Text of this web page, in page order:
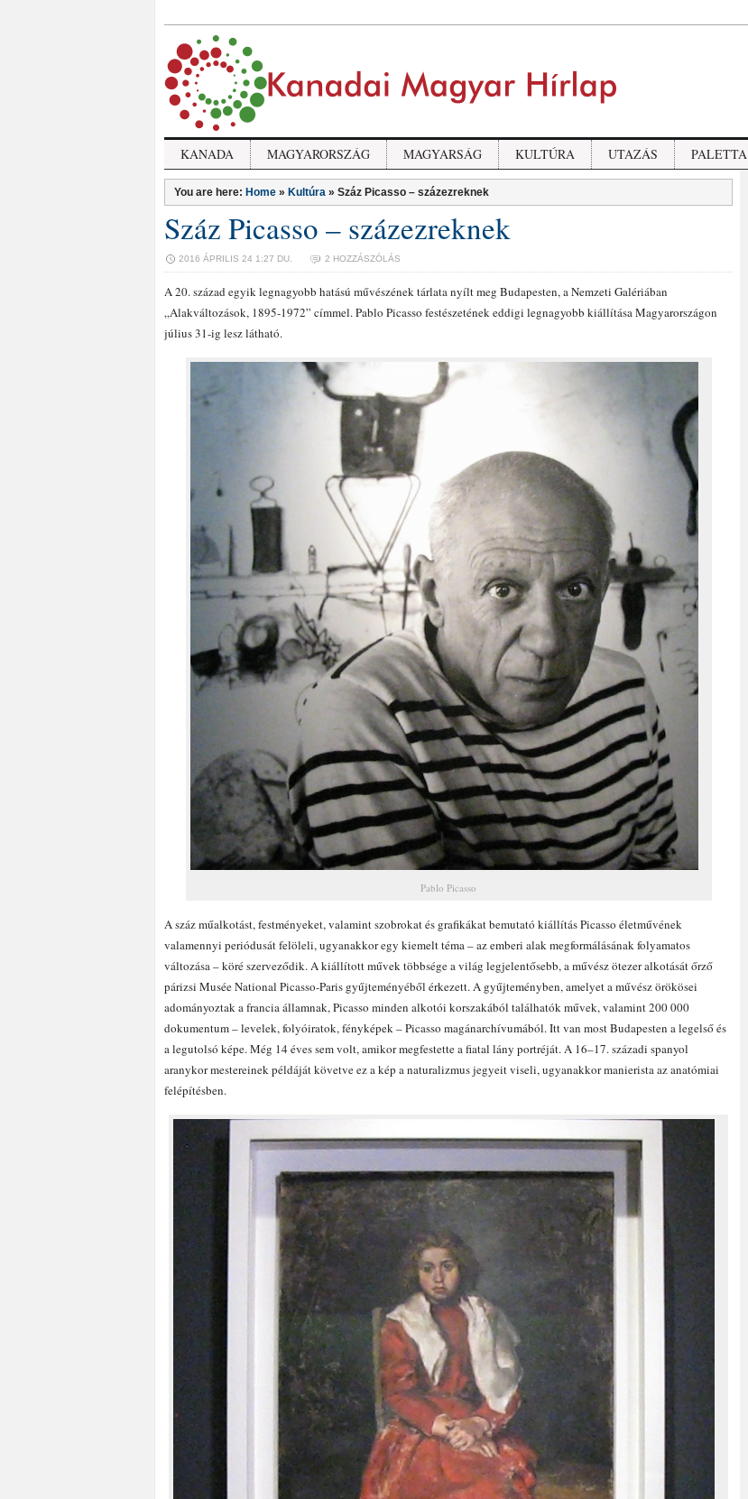
KANADA MAGYARORSZÁG MAGYARSÁG KULTÚRA UTAZÁS PALETTA
You are here: Home » Kultúra » Száz Picasso – százezreknek
Száz Picasso – százezreknek
2016 ÁPRILIS 24 1:27 DU. 2 HOZZÁSZÓLÁS
A 20. század egyik legnagyobb hatású művészének tárlata nyílt meg Budapesten, a Nemzeti Galériában
„Alakváltozások, 1895-1972” címmel. Pablo Picasso festészetének eddigi legnagyobb kiállítása Magyarországon
július 31-ig lesz látható.
Pablo Picasso
A száz műalkotást, festményeket, valamint szobrokat és grafikákat bemutató kiállítás Picasso életművének
valamennyi periódusát felöleli, ugyanakkor egy kiemelt téma – az emberi alak megformálásának folyamatos
változása – köré szerveződik. A kiállított művek többsége a világ legjelentősebb, a művész ötezer alkotását őrző
párizsi Musée National Picasso-Paris gyűjteményéből érkezett. A gyűjteményben, amelyet a művész örökösei
adományoztak a francia államnak, Picasso minden alkotói korszakából találhatók művek, valamint 200 000
dokumentum – levelek, folyóiratok, fényképek – Picasso magánarchívumából. Itt van most Budapesten a legelső és
a legutolsó képe. Még 14 éves sem volt, amikor megfestette a fiatal lány portréját. A 16–17. századi spanyol
aranykor mestereinek példáját követve ez a kép a naturalizmus jegyeit viseli, ugyanakkor manierista az anatómiai
felépítésben.